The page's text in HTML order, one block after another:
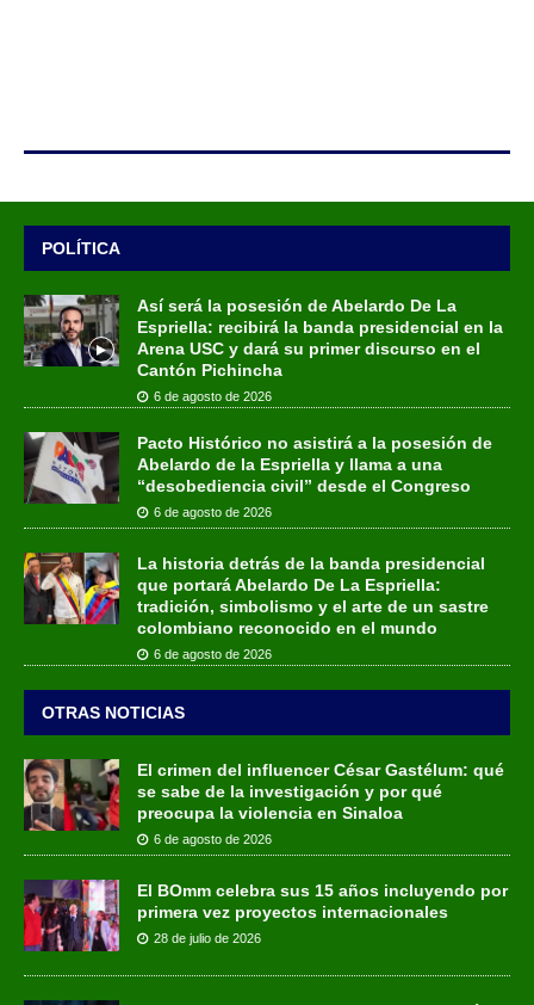
POLÍTICA
Así será la posesión de Abelardo De La
Espriella: recibirá la banda presidencial en la
Arena USC y dará su primer discurso en el
Cantón Pichincha
6 de agosto de 2026
Pacto Histórico no asistirá a la posesión de
Abelardo de la Espriella y llama a una
“desobediencia civil” desde el Congreso
6 de agosto de 2026
La historia detrás de la banda presidencial
que portará Abelardo De La Espriella:
tradición, simbolismo y el arte de un sastre
colombiano reconocido en el mundo
6 de agosto de 2026
OTRAS NOTICIAS
El crimen del influencer César Gastélum: qué
se sabe de la investigación y por qué
preocupa la violencia en Sinaloa
6 de agosto de 2026
El BOmm celebra sus 15 años incluyendo por
primera vez proyectos internacionales
28 de julio de 2026